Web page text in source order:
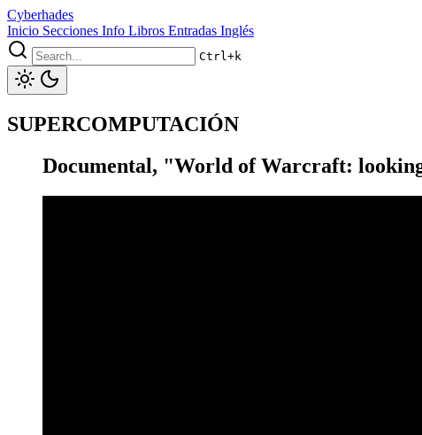
Cyberhades
Inicio Secciones Info Libros Entradas Inglés
Ctrl+k
SUPERCOMPUTACIÓN
Documental, "World of Warcraft: